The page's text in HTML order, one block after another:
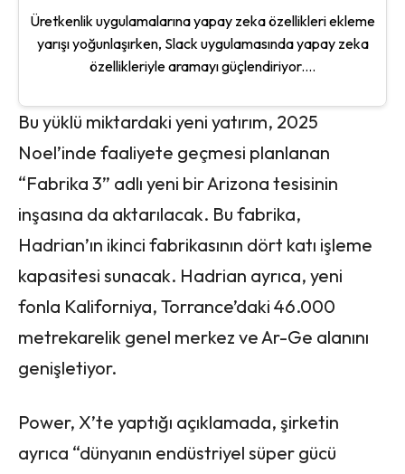
Üretkenlik uygulamalarına yapay zeka özellikleri ekleme
yarışı yoğunlaşırken, Slack uygulamasında yapay zeka
özellikleriyle aramayı güçlendiriyor....
Bu yüklü miktardaki yeni yatırım, 2025
Noel’inde faaliyete geçmesi planlanan
“Fabrika 3” adlı yeni bir Arizona tesisinin
inşasına da aktarılacak. Bu fabrika,
Hadrian’ın ikinci fabrikasının dört katı işleme
kapasitesi sunacak. Hadrian ayrıca, yeni
fonla Kaliforniya, Torrance’daki 46.000
metrekarelik genel merkez ve Ar-Ge alanını
genişletiyor.
Power, X’te yaptığı açıklamada, şirketin
ayrıca “dünyanın endüstriyel süper gücü